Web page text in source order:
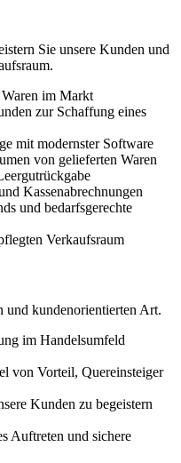
Sie unsere Kunden und
im Markt
zur Schaffung eines
mit modernster Software
von gelieferten Waren
Kassenabrechnungen
und bedarfsgerechte
Verkaufsraum
und kundenorientierten Art.
im Handelsumfeld
von Vorteil, Quereinsteiger
Kunden zu begeistern
Auftreten und sichere